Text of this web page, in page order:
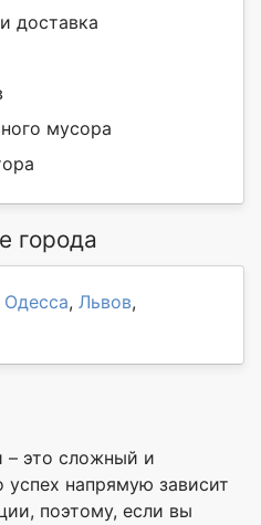
доставка
мусора
города
Одесса, Львов,
– это сложный и
успех напрямую зависит
поэтому, если вы